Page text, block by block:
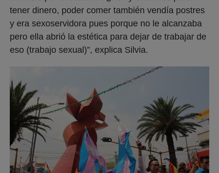
tener dinero, poder comer también vendía postres
y era sexoservidora pues porque no le alcanzaba
pero ella abrió la estética para dejar de trabajar de
eso (trabajo sexual)”, explica Silvia.